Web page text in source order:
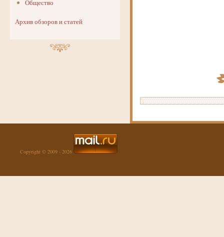
Общество
Архив обзоров и статей
Copyright © 2009 - 2026